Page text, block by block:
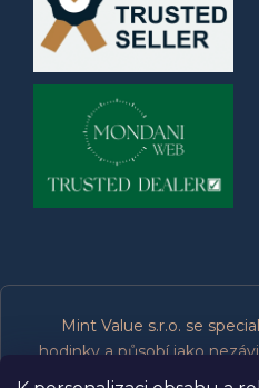
Mint Value s.r.o. se
hodinky a působí jako
spojeni, přidruženi,